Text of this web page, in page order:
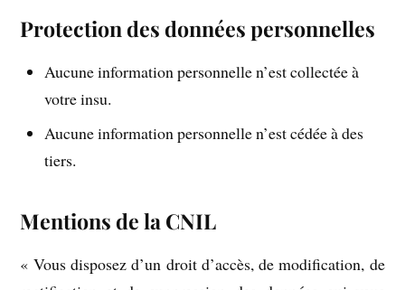
Protection des données personnelles
Aucune information personnelle n’est collectée à
votre insu.
Aucune information personnelle n’est cédée à des
tiers.
Mentions de la CNIL
« Vous disposez d’un droit d’accès, de modification, de